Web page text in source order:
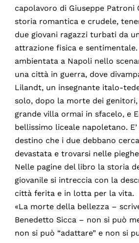
capolavoro di Giuseppe Patroni
storia romantica e crudele,
due giovani ragazzi turbati da
attrazione fisica e sentimentale.
ambientata a Napoli nello
una città in guerra, dove
Lilandt, un insegnante italo-
solo, dopo la morte dei
grande villa ormai in sfacelo, e
bellissimo liceale napoletano.
destino che i due debbano
devastata e trovarsi nelle
Nelle pagine del libro la storia
giovanile si intreccia con la
città ferita e in lotta per la vita.
«La morte della bellezza –
Benedetto Sicca – non si può
non si può “adattare” e non si